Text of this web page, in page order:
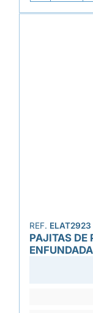
REF. ELAT2923
PAJITAS DE